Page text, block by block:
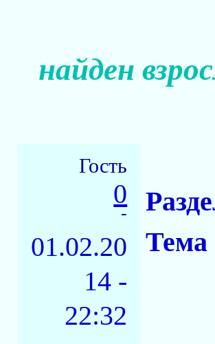
найден
Гость
0
-
01.02.20
14 -
22:32
Тема